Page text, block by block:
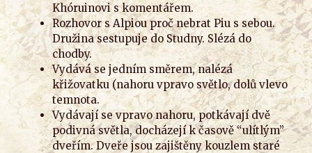
Khóruinovi s komentářem.
Rozhovor s Alpiou proč nebrat Piu s sebou.
Družina sestupuje do Studny. Slézá do
chodby.
Vydává se jedním směrem, nalézá
křižovatku (nahoru vpravo světlo, dolů vlevo
temnota.
Vydávají se vpravo nahoru, potkávají dvě
podivná světla, docházejí k časově “ulítlým”
dveřím. Dveře jsou zajištěny kouzlem staré